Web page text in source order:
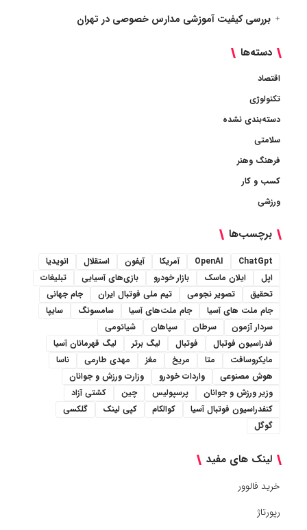
بررسی کیفیت آموزشی مدارس خصوصی در تهران
دسته‌ها
اقتصاد
تکنولوژی
دسته‌بندی نشده
سلامتی
فرهنگ وهنر
کسب و کار
ورزشی
برچسب‌ها
ChatGpt
OpenAI آمریکا آیفون استقلال
انویدیا
اپل
ایلان ماسک بازار خودرو بازی‌های آسیایی
تبلیغات
تحقیق
تصویر نجومی تیم ملی فوتبال ایران
جام جهانی
جام ملت های آسیا
جام ملت‌های آسیا سامسونگ
سایپا
سردار آزمون
سرطان سپاهان
شیائومی
فدراسیون فوتبال
فوتبال لیگ برتر
لیگ قهرمانان آسیا
مایکروسافت
متا مریخ مغز مهدی طارمی
ناسا
هوش مصنوعی
واردات خودرو
وزارت ورزش و جوانان
وزیر ورزش و جوانان
پرسپولیس چین
کشتی آزاد
کنفدراسیون فوتبال آسیا
کوالکام کپی لینک
گلکسی
گوگل
لینک های مفید
خرید فالوور
رپورتاژ